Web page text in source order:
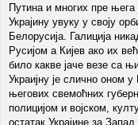
Путина и многих пре
Украјину увуку у своју
Белорусија. Галиција
Русијом а Кијев ако их
било какве јаче везе
Украијну је слично оном
његових свемоћних
полицијом и војском,
остатак Украјине за